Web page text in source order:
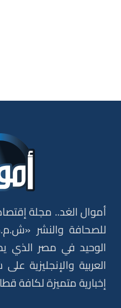
أموال الغد.. مجلة
للصحافة والنشر
الوحيد في مصر الذي
العربية والإنجليزية
إخبارية متميزة لكافة